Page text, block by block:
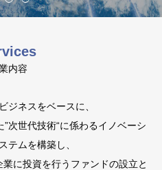
内容
ジネスをベースに、
次世代技術“に係わるイノベーシ
テムを構築し、
に投資を行うファンドの設立と